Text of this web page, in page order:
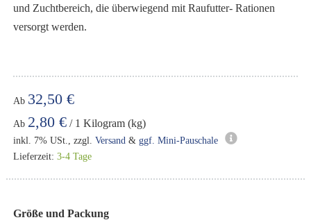
Ab 32,50 €
Ab 2,80 € / 1 Kilogram (kg)
inkl. 7% USt., zzgl.Versand &ggf. Mini-Pauschale
Lieferzeit:3-4 Tage
Größe und Packung
und Zuchtbereich, die überwiegend mit Raufutter- Rationen
versorgt werden.